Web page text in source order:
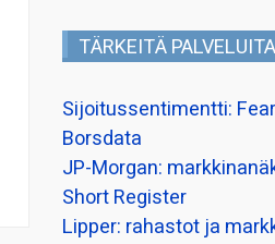
TÄRKEITÄ PALVELUITA
Sijoitussentimentti:
Borsdata
JP-Morgan:
Short Register
Lipper: rahastot ja